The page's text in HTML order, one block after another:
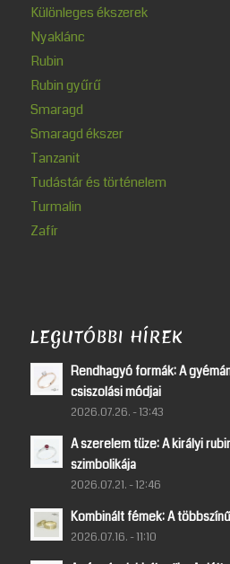
Különleges ékszerek
Nyaklánc
Rubin
Rubin gyűrű
Smaragd
Smaragd ékszer
Tanzanit
Tudástár és történelem
Turmalin
Zafír
LEGUTÓBBI HÍREK
Rendhagyó formák: A
csiszolási módjai
2026.07.26. - 13:43
A szerelem tüze: A királyi
szimbolikája
2026.07.21. - 12:46
Kombinált fémek: A
2026.07.16. - 11:10